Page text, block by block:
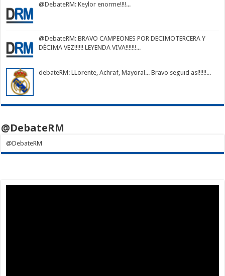
@DebateRM: Keylor enorme!!!!...
@DebateRM: BRAVO CAMPEONES POR DECIMOTERCERA Y
DÉCIMA VEZ!!!!!! LEYENDA VIVA!!!!!!!...
debateRM: LLorente, Achraf, Mayoral... Bravo seguid así!!!!!...
@DebateRM
@DebateRM